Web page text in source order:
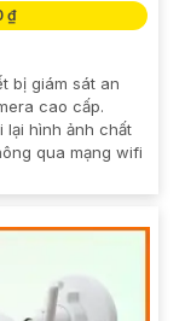
₫
bị giám sát an
cao cấp.
lại hình ảnh chất
qua mạng wifi